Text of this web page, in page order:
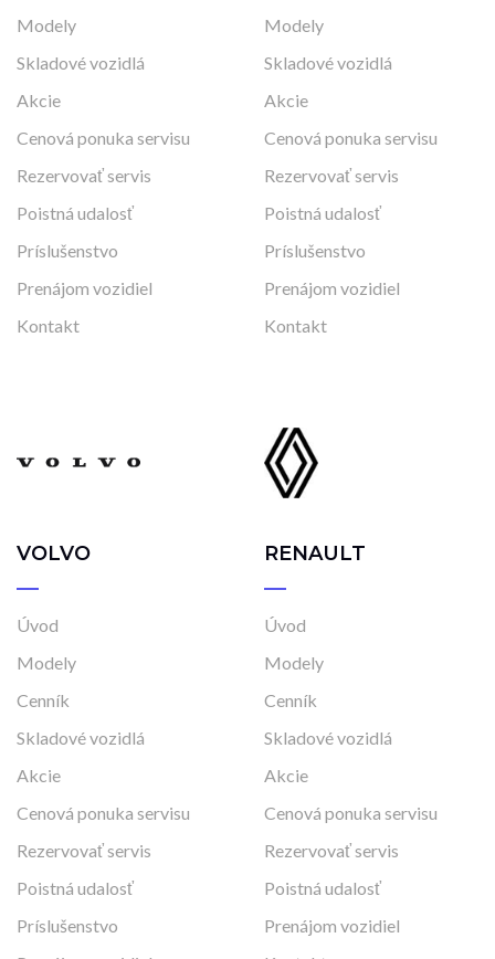
Modely
Skladové vozidlá
Akcie
Cenová ponuka servisu
Rezervovať servis
Poistná udalosť
Príslušenstvo
Prenájom vozidiel
Kontakt
Modely
Skladové vozidlá
Akcie
Cenová ponuka servisu
Rezervovať servis
Poistná udalosť
Príslušenstvo
Prenájom vozidiel
Kontakt
VOLVO
Úvod
Modely
Cenník
Skladové vozidlá
Akcie
Cenová ponuka servisu
Rezervovať servis
Poistná udalosť
Príslušenstvo
RENAULT
Úvod
Modely
Cenník
Skladové vozidlá
Akcie
Cenová ponuka servisu
Rezervovať servis
Poistná udalosť
Prenájom vozidiel